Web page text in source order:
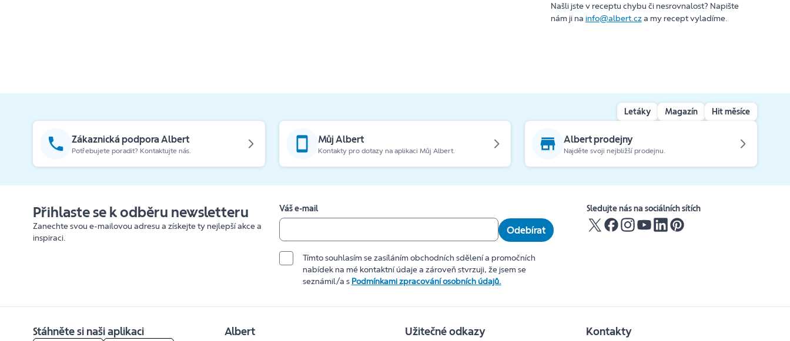
Našli jste v receptu chybu či nesrovnalost? Napište
nám ji na info@albert.cza my recept vyladíme.
Letáky Magazín Hit měsíce
Zákaznická podpora Albert
Potřebujete poradit? Kontaktujte nás.
Můj Albert
Kontakty pro dotazy na aplikaci Můj Albert.
Albert prodejny
Najděte svoji nejbližší prodejnu.
Přihlaste se k odběru newsletteru
Zanechte svou e-mailovou adresu a získejte ty nejlepší akce a
inspiraci.
Váš e-mail
Odebírat
Tímto souhlasím se zasíláním obchodních sdělení a promočních
nabídek na mé kontaktní údaje a zároveň stvrzuji, že jsem se
seznámil/a s Podmínkami zpracování osobních údajů.
Sledujte nás na sociálních sítích
Stáhněte si naši aplikaci Albert Užitečné odkazy Kontakty